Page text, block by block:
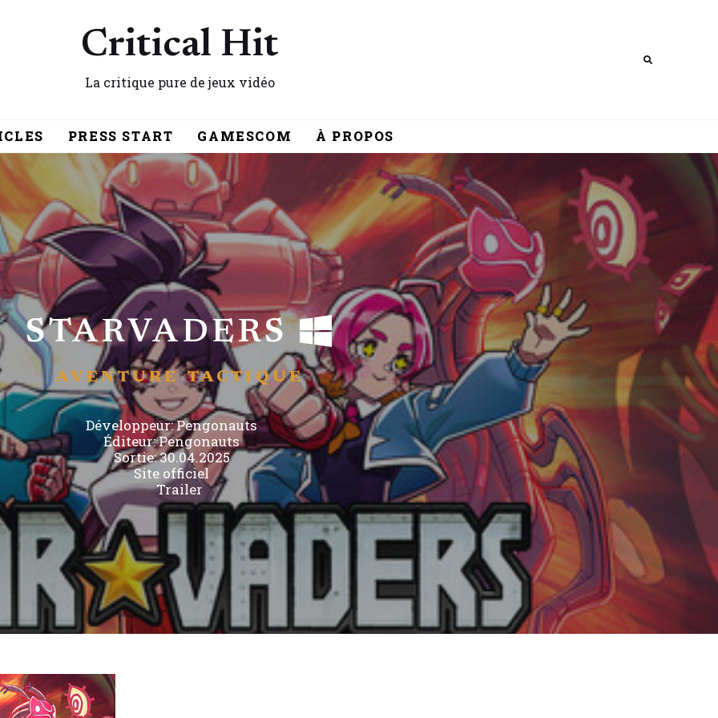
Critical Hit
La critique pure de jeux vidéo
PRESS START GAMESCOM À PROPOS
STARVADERS
AVENTURE TACTIQUE
Développeur:Pengonauts
Éditeur:Pengonauts
Sortie: 30.04.2025
Site officiel
Trailer